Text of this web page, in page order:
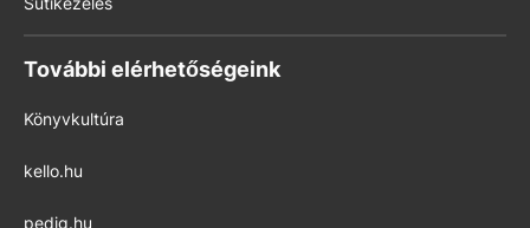
További elérhetőségeink
Könyvkultúra
kello.hu
pedig.hu